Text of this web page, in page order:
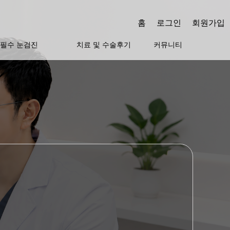
홈 로그인 회원가입
필수 눈검진 치료 및 수술후기 커뮤니티